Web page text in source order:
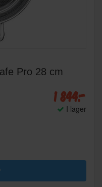
Pro 28 cm
1 844:-
I lager